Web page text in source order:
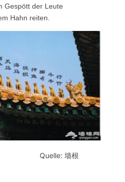
Gespött der Leute
Hahn reiten.
墙根